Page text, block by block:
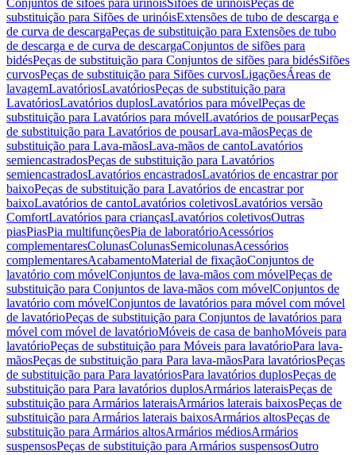
Conjuntos de sifões para urinóisSifões de urinóisPeças de
substituição para Sifões de urinóisExtensões de tubo de descarga e
de curva de descargaPeças de substituição para Extensões de tubo
de descarga e de curva de descargaConjuntos de sifões para
bidésPeças de substituição para Conjuntos de sifões para bidésSifões
curvosPeças de substituição para Sifões curvosLigaçõesÁreas de
lavagemLavatóriosLavatóriosPeças de substituição para
LavatóriosLavatórios duplosLavatórios para móvelPeças de
substituição para Lavatórios para móvelLavatórios de pousarPeças
de substituição para Lavatórios de pousarLava-mãosPeças de
substituição para Lava-mãosLava-mãos de cantoLavatórios
semiencastradosPeças de substituição para Lavatórios
semiencastradosLavatórios encastradosLavatórios de encastrar por
baixoPeças de substituição para Lavatórios de encastrar por
baixoLavatórios de cantoLavatórios coletivosLavatórios versão
ComfortLavatórios para criançasLavatórios coletivosOutras
piasPiasPia multifunçõesPia de laboratórioAcessórios
complementaresColunasColunasSemicolunasAcessórios
complementaresAcabamentoMaterial de fixaçãoConjuntos de
lavatório com móvelConjuntos de lava-mãos com móvelPeças de
substituição para Conjuntos de lava-mãos com móvelConjuntos de
lavatório com móvelConjuntos de lavatórios para móvel com móvel
de lavatórioPeças de substituição para Conjuntos de lavatórios para
móvel com móvel de lavatórioMóveis de casa de banhoMóveis para
lavatórioPeças de substituição para Móveis para lavatórioPara lava-
mãosPeças de substituição para Para lava-mãosPara lavatóriosPeças
de substituição para Para lavatóriosPara lavatórios duplosPeças de
substituição para Para lavatórios duplosArmários lateraisPeças de
substituição para Armários lateraisArmários laterais baixosPeças de
substituição para Armários laterais baixosArmários altosPeças de
substituição para Armários altosArmários médiosArmários
suspensosPeças de substituição para Armários suspensosOutro